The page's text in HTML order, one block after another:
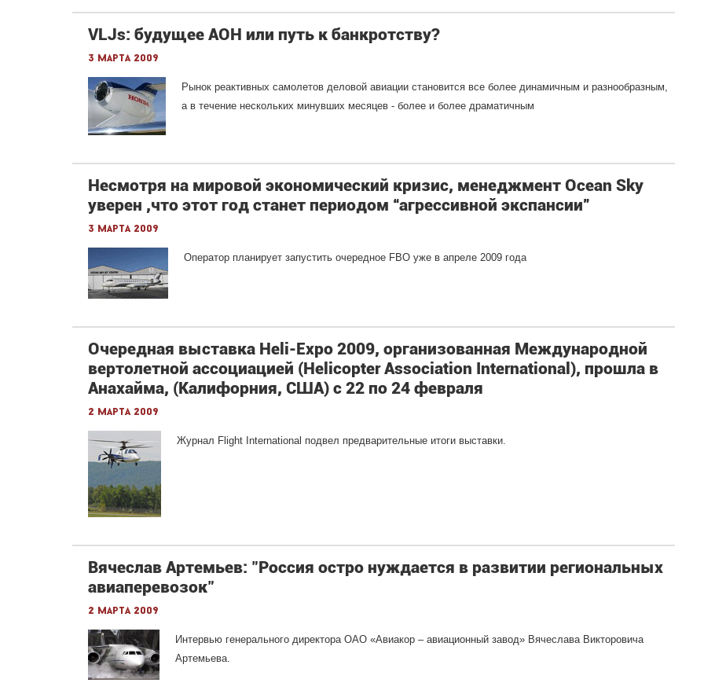
VLJs: будущее АОН или путь к банкротству?
3 марта 2009
Рынок реактивных самолетов деловой авиации становится все более динамичным и разнообразным,
а в течение нескольких минувших месяцев - более и более драматичным
Несмотря на мировой экономический кризис, менеджмент Ocean Sky
уверен ,что этот год станет периодом “агрессивной экспансии”
3 марта 2009
Оператор планирует запустить очередное FBO уже в апреле 2009 года
Очередная выставка Heli-Expo 2009, организованная Международной
вертолетной ассоциацией (Helicopter Association International), прошла в
Анахайма, (Калифорния, США) с 22 по 24 февраля
2 марта 2009
Журнал Flight International подвел предварительные итоги выставки.
Вячеслав Артемьев: "Россия остро нуждается в развитии региональных
авиаперевозок"
2 марта 2009
Интервью генерального директора ОАО «Авиакор – авиационный завод» Вячеслава Викторовича
Артемьева.